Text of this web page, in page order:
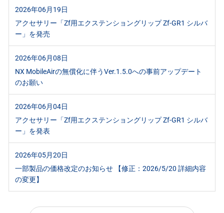
2026年06月19日
アクセサリー「Zf用エクステンショングリップ Zf-GR1 シルバ
ー」を発売
2026年06月08日
NX MobileAirの無償化に伴うVer.1.5.0への事前アップデート
のお願い
2026年06月04日
アクセサリー「Zf用エクステンショングリップ Zf-GR1 シルバ
ー」を発表
2026年05月20日
一部製品の価格改定のお知らせ 【修正：2026/5/20 詳細内容
の変更】